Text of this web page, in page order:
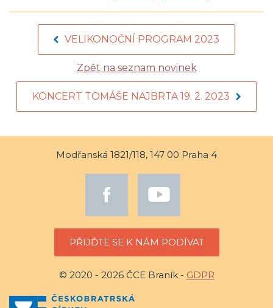
VELIKONOČNÍ PROGRAM 2023
Zpět na seznam novinek
KONCERT TOMÁŠE NAJBRTA 19. 2. 2023
Modřanská 1821/118, 147 00 Praha 4
PŘIJĎTE SE K NÁM PODÍVAT
© 2020 - 2026 ČCE Braník - GDPR